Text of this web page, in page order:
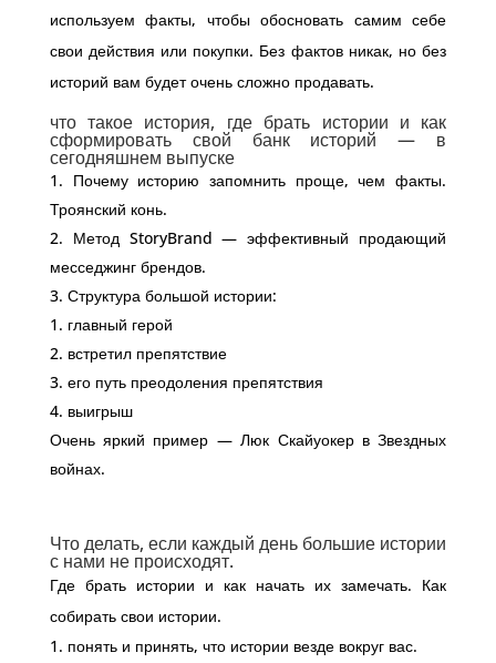
используем факты, чтобы обосновать самим себе
свои действия или покупки. Без фактов никак, но без
историй вам будет очень сложно продавать.
что такое история, где брать истории и как
сформировать свой банк историй — в
сегодняшнем выпуске
Почему историю запомнить проще, чем факты.
Троянский конь.
Метод StoryBrand — эффективный продающий
месседжинг брендов.
Структура большой истории:
главный герой
встретил препятствие
его путь преодоления препятствия
выигрыш
Очень яркий пример — Люк Скайуокер в Звездных
войнах.
Что делать, если каждый день большие истории
с нами не происходят.
Где брать истории и как начать их замечать. Как
собирать свои истории.
понять и принять, что истории везде вокруг вас.